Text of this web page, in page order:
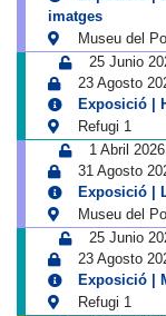
imatges
Museu del
25 Junio
23 Agosto
Exposició |
Refugi 1
1 Abril 2026
31 Agosto
Exposició |
Museu del
25 Junio
23 Agosto
Exposició |
Refugi 1